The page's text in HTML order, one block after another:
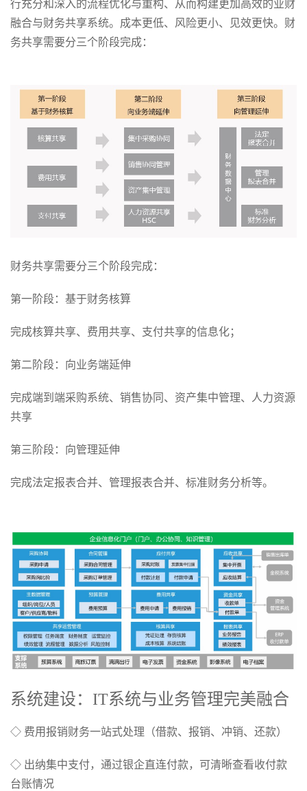
行充分和深入的流程优化与重构、从而构建更加高效的业财
融合与财务共享系统。成本更低、风险更小、见效更快。财
务共享需要分三个阶段完成：
财务共享需要分三个阶段完成：
第一阶段：基于财务核算
完成核算共享、费用共享、支付共享的信息化；
第二阶段：向业务端延伸
完成端到端采购系统、销售协同、资产集中管理、人力资源
共享
第三阶段：向管理延伸
完成法定报表合并、管理报表合并、标准财务分析等。
系统建设：IT系统与业务管理完美融合
◇ 费用报销财务一站式处理（借款、报销、冲销、还款）
◇ 出纳集中支付，通过银企直连付款，可清晰查看收付款
台账情况